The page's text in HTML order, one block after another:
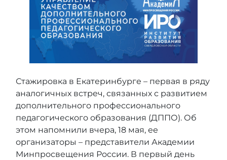
Стажировка в Екатеринбурге – первая в ряду
аналогичных встреч, связанных с развитием
дополнительного профессионального
педагогического образования (ДППО). Об
этом напомнили вчера, 18 мая, ее
организаторы – представители Академии
Минпросвещения России. В первый день